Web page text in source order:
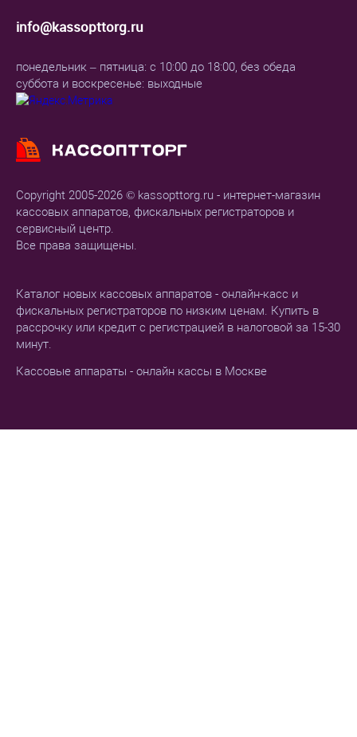
Copyright 2005-2026 © kassopttorg.ru - интернет-магазин
кассовых аппаратов, фискальных регистраторов и
сервисный центр.
Все права защищены.
Каталог новых кассовых аппаратов - онлайн-касс и
фискальных регистраторов по низким ценам. Купить в
рассрочку или кредит с регистрацией в налоговой за 15-30
минут.
Кассовые аппараты - онлайн кассы в Москве
info@kassopttorg.ru
понедельник – пятница: с 10:00 до 18:00, без обеда
суббота и воскресенье: выходные